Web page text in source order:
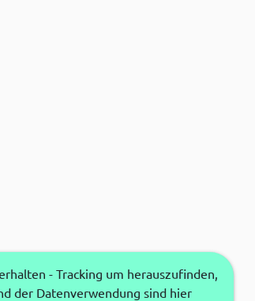
- Tracking um herauszufinden,
der Datenverwendung sind hier